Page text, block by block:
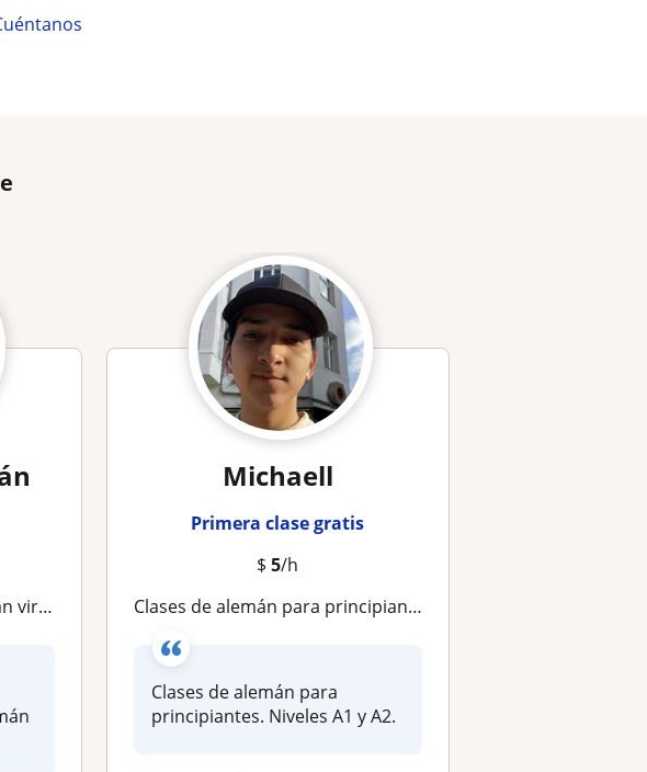
zoom
Michaell
Primera clase gratis
$5/h
Clases de alemán para principiantes. Niveles A1 y A2
Clases de alemán para
principiantes. Niveles A1 y A2.